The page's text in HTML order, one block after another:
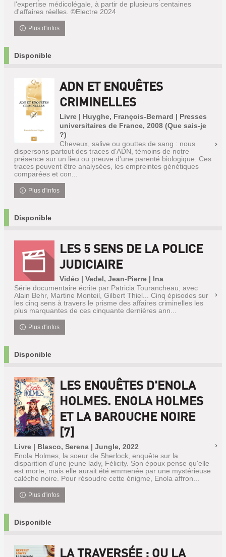
l'expertise médicolégale, à partir de plusieurs centaines
d'affaires réelles. ©Electre 2024
Plus d'infos
Disponible
ADN ET ENQUÊTES
CRIMINELLES
Livre | Huyghe, François-Bernard | Presses
universitaires de France, 2008 (Que sais-je
?)
Cheveux, salive ou gouttes de sang : nous
dispersons partout des traces d'ADN, témoins de notre
présence sur un lieu ou preuve d'une parenté biologique. Ces
traces peuvent être analysées, les empreintes génétiques
comparées et con...
Plus d'infos
Disponible
LES 5 SENS DE LA POLICE
JUDICIAIRE
Vidéo | Vedel, Jean-Pierre | Ina
Série documentaire écrite par Patricia Tourancheau, avec
Alain Behr, Martine Monteil, Gilbert Thiel... Cinq épisodes sur
les cinq sens à travers le prisme des affaires criminelles les
plus marquantes de ces cinquante dernières ann...
Plus d'infos
Disponible
LES ENQUÊTES D'ENOLA
HOLMES. ENOLA HOLMES
ET LA BAROUCHE NOIRE
[7]
Livre | Blasco, Serena | Jungle, 2022
Enola Holmes, la soeur de Sherlock, enquête sur la
disparition d'une jeune lady, Félicity. Son époux pense qu'elle
est morte, mais elle aurait été emmenée par une mystérieuse
calèche noire. Pour résoudre cette énigme, Enola affron...
Plus d'infos
Disponible
LA TRAVERSÉE : OU LA